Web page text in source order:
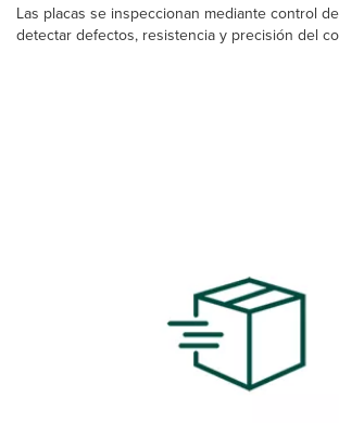
Las placas se inspeccionan mediante control
detectar defectos, resistencia y precisión del